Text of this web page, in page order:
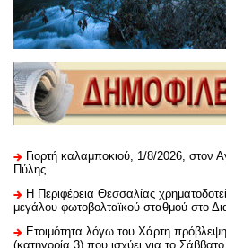
Γιορτή καλαμποκιού, 1/8/2026, στον
Πύλης
H Περιφέρεια Θεσσαλίας
μεγάλου φωτοβολταϊκού σταθμού στο
Ετοιμότητα λόγω του Χάρτη
(κατηγορία 3) που ισχύει για το